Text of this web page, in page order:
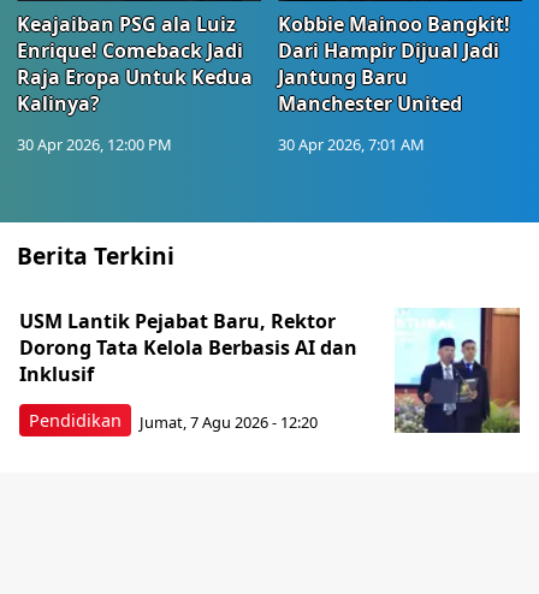
Keajaiban PSG ala Luiz
Enrique! Comeback Jadi
Raja Eropa Untuk Kedua
Kalinya?
30 Apr 2026, 12:00 PM
Kobbie Mainoo Bangkit!
Dari Hampir Dijual Jadi
Jantung Baru
Manchester United
30 Apr 2026, 7:01 AM
Berita Terkini
Pendidikan
USM Lantik Pejabat Baru, Rektor
Dorong Tata Kelola Berbasis AI dan
Inklusif
Jumat, 7 Agu 2026 - 12:20